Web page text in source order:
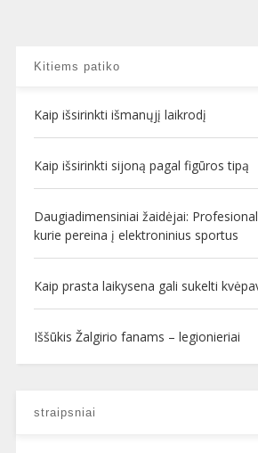
Kitiems patiko
Kaip išsirinkti išmanųjį laikrodį
Kaip išsirinkti sijoną pagal figūros tipą
Daugiadimensiniai žaidėjai:
kurie pereina į elektroninius sportus
Kaip prasta laikysena gali sukelti
Iššūkis Žalgirio fanams – legionieriai
straipsniai